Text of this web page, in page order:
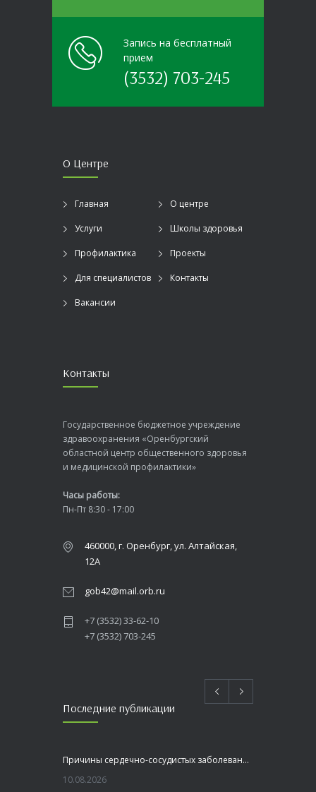
Запись на бесплатный
прием
(3532) 703-245
О Центре
Главная О центре
Услуги Школы здоровья
Профилактика Проекты
Для специалистов Контакты
Вакансии
Контакты
Государственное бюджетное учреждение
здравоохранения «Оренбургский
областной центр общественного здоровья
и медицинской профилактики»
Часы работы:
Пн-Пт 8:30 - 17:00
460000, г. Оренбург, ул. Алтайская,
12А
gob42@mail.orb.ru
+7 (3532) 33-62-10
+7 (3532) 703-245
Последние публикации
Причины сердечно-сосудистых заболеваний
10.08.2026